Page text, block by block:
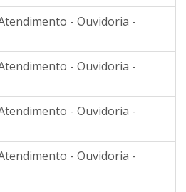
- Ouvidoria -
- Ouvidoria -
- Ouvidoria -
- Ouvidoria -